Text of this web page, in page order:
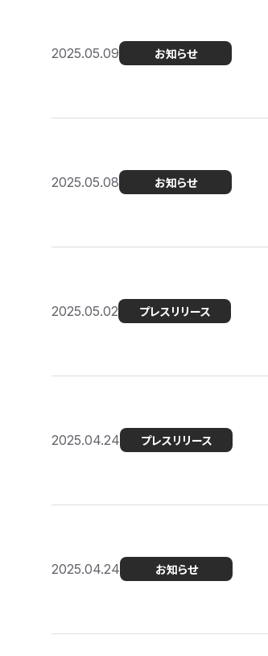
2025.05.09 お知らせ
2025.05.08 お知らせ
2025.05.02 プレスリリース
2025.04.24 プレスリリース
2025.04.24 お知らせ